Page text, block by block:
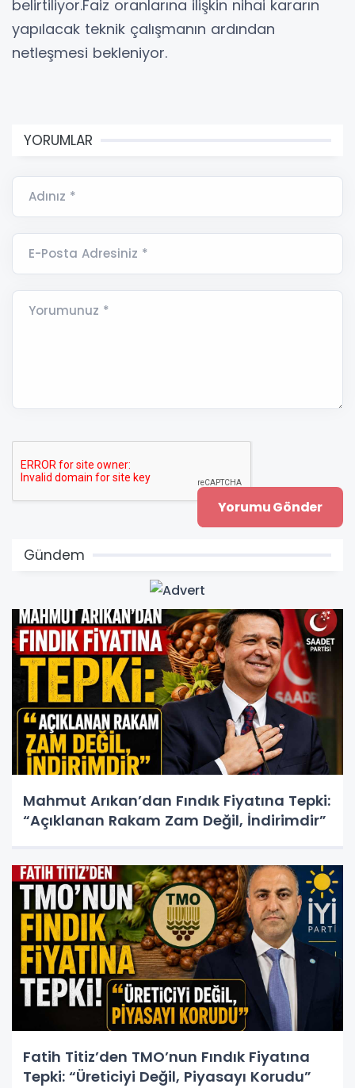
belirtiliyor.Faiz oranlarına ilişkin nihai kararın
yapılacak teknik çalışmanın ardından
netleşmesi bekleniyor.
YORUMLAR
Adınız *
E-Posta Adresiniz *
Yorumunuz *
Gündem
Mahmut Arıkan’dan Fındık Fiyatına Tepki:
“Açıklanan Rakam Zam Değil, İndirimdir”
Fatih Titiz’den TMO’nun Fındık Fiyatına
Tepki: “Üreticiyi Değil, Piyasayı Korudu”